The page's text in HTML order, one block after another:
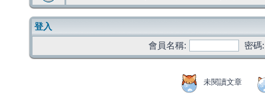
登入
會員名稱:
密碼:
未閱讀文章